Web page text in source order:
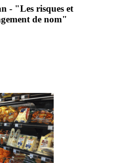
- "Les risques et
de nom"